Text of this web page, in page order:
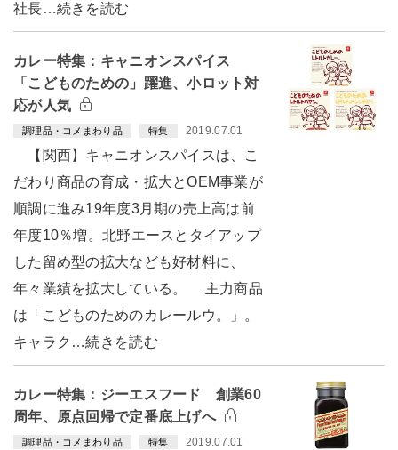
社長…続きを読む
カレー特集：キャニオンスパイス
「こどものための」躍進、小ロット対
応が人気
調理品・コメまわり品 特集 2019.07.01
【関西】キャニオンスパイスは、こ
だわり商品の育成・拡大とOEM事業が
順調に進み19年度3月期の売上高は前
年度10％増。北野エースとタイアップ
した留め型の拡大なども好材料に、
年々業績を拡大している。 主力商品
は「こどものためのカレールウ。」。
キャラク…続きを読む
カレー特集：ジーエスフード 創業60
周年、原点回帰で定番底上げへ
調理品・コメまわり品 特集 2019.07.01